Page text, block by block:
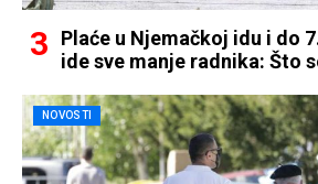
Plaće u Njemačkoj idu i do
ide sve manje radnika: Što
NOVOSTI